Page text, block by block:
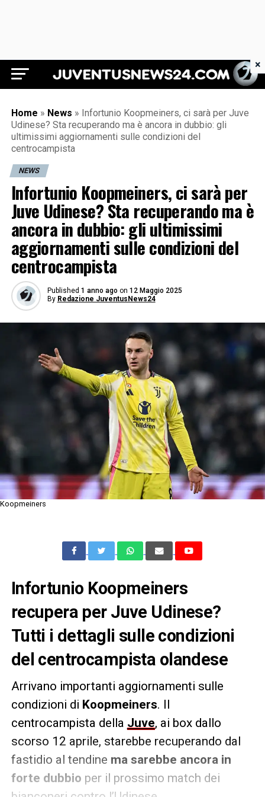
Juventus News 24
Home » News » Infortunio Koopmeiners, ci sarà per Juve
Udinese? Sta recuperando ma è ancora in dubbio: gli
ultimissimi aggiornamenti sulle condizioni del
centrocampista
NEWS
Infortunio Koopmeiners, ci sarà per
Juve Udinese? Sta recuperando ma è
ancora in dubbio: gli ultimissimi
aggiornamenti sulle condizioni del
centrocampista
Published 1 anno ago on 12 Maggio 2025
By Redazione JuventusNews24
Koopmeiners
Infortunio Koopmeiners
recupera per Juve Udinese?
Tutti i dettagli sulle condizioni
del centrocampista olandese
Arrivano importanti aggiornamenti sulle
condizioni di Koopmeiners. Il
centrocampista della Juve, ai box dallo
scorso 12 aprile, starebbe recuperando dal
fastidio al tendine ma sarebbe ancora in
forte dubbio per il prossimo match dei
×